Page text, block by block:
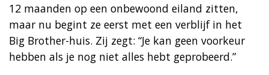
12 maanden op een onbewoond eiland zitten,
maar nu begint ze eerst met een verblijf in het
Big Brother-huis. Zij zegt: “Je kan geen voorkeur
hebben als je nog niet alles hebt geprobeerd.”